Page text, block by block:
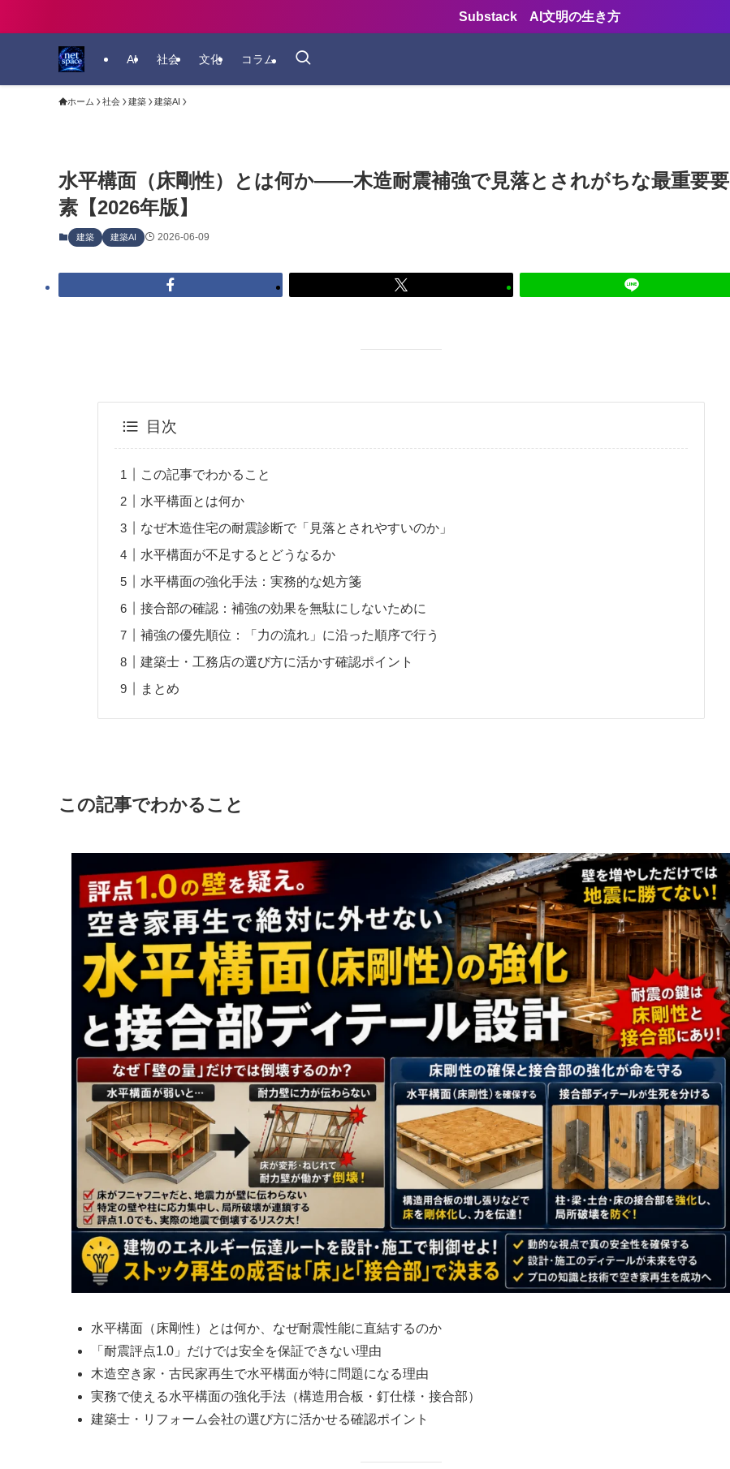
Substack AI文明の生き方
AI 社会 文化 コラム
ホーム 社会 建築 建築AI
水平構面（床剛性）とは何か——木造耐震補強で見落とされがちな最重要要
素【2026年版】
建築 建築AI 2026-06-09
目次
この記事でわかること
水平構面とは何か
なぜ木造住宅の耐震診断で「見落とされやすいのか」
水平構面が不足するとどうなるか
水平構面の強化手法：実務的な処方箋
接合部の確認：補強の効果を無駄にしないために
補強の優先順位：「力の流れ」に沿った順序で行う
建築士・工務店の選び方に活かす確認ポイント
まとめ
この記事でわかること
水平構面（床剛性）とは何か、なぜ耐震性能に直結するのか
「耐震評点1.0」だけでは安全を保証できない理由
木造空き家・古民家再生で水平構面が特に問題になる理由
実務で使える水平構面の強化手法（構造用合板・釘仕様・接合部）
建築士・リフォーム会社の選び方に活かせる確認ポイント